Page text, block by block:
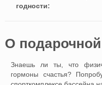
годности:
O
Знаешь ли ты, что
гормоны счастья?